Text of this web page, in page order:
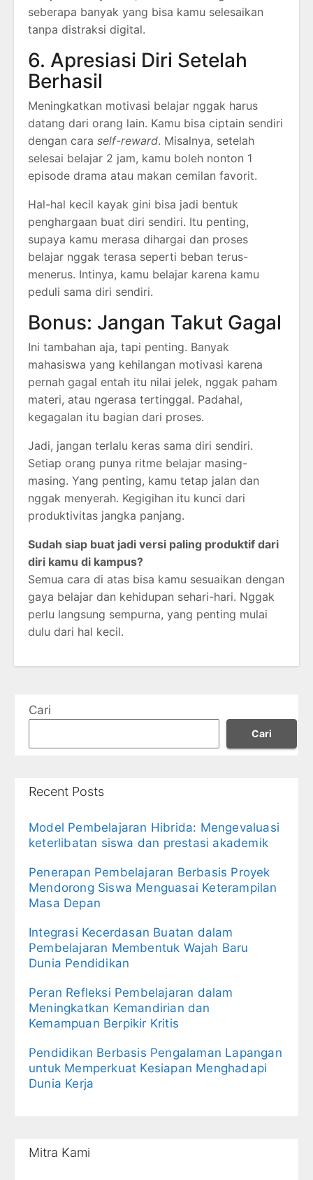
seberapa banyak yang bisa kamu selesaikan
tanpa distraksi digital.
6. Apresiasi Diri Setelah
Berhasil
Meningkatkan motivasi belajar nggak harus
datang dari orang lain. Kamu bisa ciptain sendiri
dengan cara self-reward. Misalnya, setelah
selesai belajar 2 jam, kamu boleh nonton 1
episode drama atau makan cemilan favorit.
Hal-hal kecil kayak gini bisa jadi bentuk
penghargaan buat diri sendiri. Itu penting,
supaya kamu merasa dihargai dan proses
belajar nggak terasa seperti beban terus-
menerus. Intinya, kamu belajar karena kamu
peduli sama diri sendiri.
Bonus: Jangan Takut Gagal
Ini tambahan aja, tapi penting. Banyak
mahasiswa yang kehilangan motivasi karena
pernah gagal entah itu nilai jelek, nggak paham
materi, atau ngerasa tertinggal. Padahal,
kegagalan itu bagian dari proses.
Jadi, jangan terlalu keras sama diri sendiri.
Setiap orang punya ritme belajar masing-
masing. Yang penting, kamu tetap jalan dan
nggak menyerah. Kegigihan itu kunci dari
produktivitas jangka panjang.
Sudah siap buat jadi versi paling produktif dari
diri kamu di kampus?
Semua cara di atas bisa kamu sesuaikan dengan
gaya belajar dan kehidupan sehari-hari. Nggak
perlu langsung sempurna, yang penting mulai
dulu dari hal kecil.
Cari
Cari
Recent Posts
Model Pembelajaran Hibrida: Mengevaluasi
keterlibatan siswa dan prestasi akademik
Penerapan Pembelajaran Berbasis Proyek
Mendorong Siswa Menguasai Keterampilan
Masa Depan
Integrasi Kecerdasan Buatan dalam
Pembelajaran Membentuk Wajah Baru
Dunia Pendidikan
Peran Refleksi Pembelajaran dalam
Meningkatkan Kemandirian dan
Kemampuan Berpikir Kritis
Pendidikan Berbasis Pengalaman Lapangan
untuk Memperkuat Kesiapan Menghadapi
Dunia Kerja
Mitra Kami